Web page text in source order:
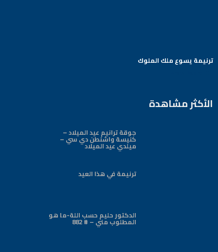
ترنيمة يسوع ملك الملوك
الأكثر مشاهدة
جوقة ترانيم عيد الميلاد –
كنيسة واشنطن دي سي –
ميلدي عيد الميلاد
ترنيمة في هذا العيد
الدكتور حليم حسب اللة-ما هو
المطلوب مني – # 882